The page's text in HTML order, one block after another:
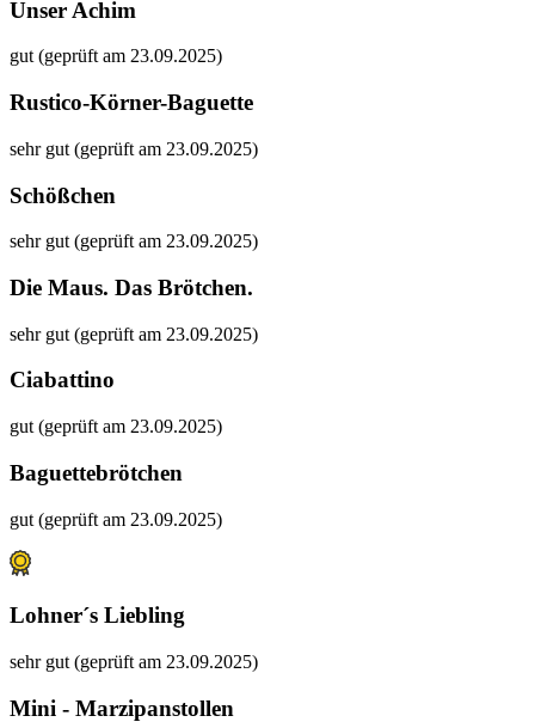
Unser Achim
gut (geprüft am 23.09.2025)
Rustico-Körner-Baguette
sehr gut (geprüft am 23.09.2025)
Schößchen
sehr gut (geprüft am 23.09.2025)
Die Maus. Das Brötchen.
sehr gut (geprüft am 23.09.2025)
Ciabattino
gut (geprüft am 23.09.2025)
Baguettebrötchen
gut (geprüft am 23.09.2025)
Lohner´s Liebling
sehr gut (geprüft am 23.09.2025)
Mini - Marzipanstollen